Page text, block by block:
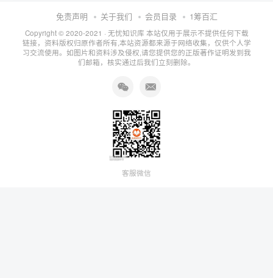
免责声明 关于我们 会员目录 1筹百汇
Copyright © 2020-2021 · 无忧知识库 本站仅用于展示不提供任何下载
链接，资料版权归原作者所有,本站资源都来源于网络收集，仅供个人学
习交流使用。如图片和资料涉及侵权,请您提供您的正版著作证明发到我
们邮箱，核实通过后我们立刻删除。
客服微信